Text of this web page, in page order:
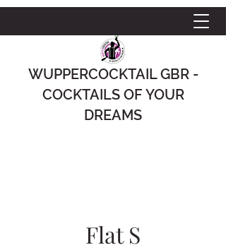
WUPPERCOCKTAIL GBR -
COCKTAILS OF YOUR
DREAMS
Flat S